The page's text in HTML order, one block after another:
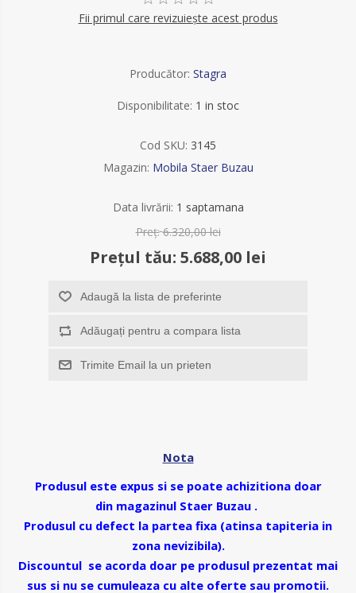
Fii primul care revizuiește acest produs
Producător: Stagra
Disponibilitate: 1 in stoc
Cod SKU: 3145
Magazin: Mobila Staer Buzau
Data livrării: 1 saptamana
Preț: 6.320,00 lei
Prețul tău: 5.688,00 lei
Adaugă la lista de preferinte
Adăugați pentru a compara lista
Trimite Email la un prieten
Nota
Produsul este expus si se poate achizitiona doar
din magazinul Staer Buzau .
Produsul cu defect la partea fixa (atinsa tapiteria in
zona nevizibila).
Discountul se acorda doar pe produsul prezentat mai
sus si nu se cumuleaza cu alte oferte sau promotii.